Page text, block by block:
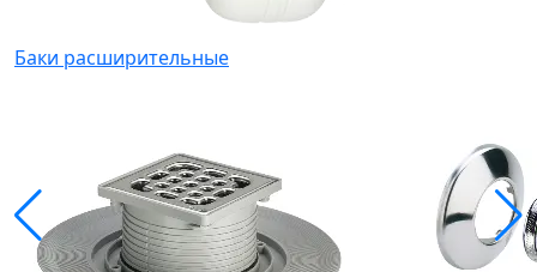
Баки расширительные